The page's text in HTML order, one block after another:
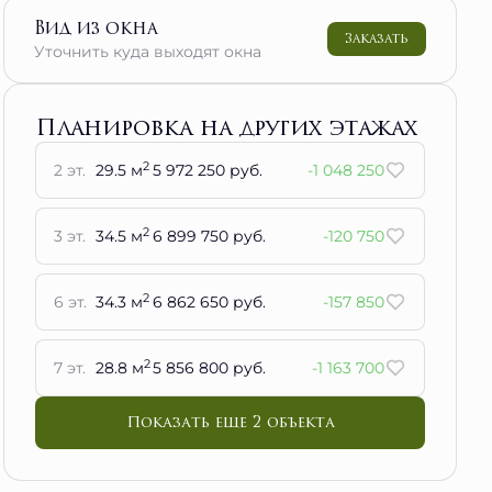
Вид из окна
Уточнить куда выходят окна
Заказать
Планировка на других этажах
2 эт. 29.5 м2 5 972 250 руб. -1 048 250
3 эт. 34.5 м2 6 899 750 руб. -120 750
6 эт. 34.3 м2 6 862 650 руб. -157 850
7 эт. 28.8 м25 856 800 руб. -1 163 700
Показать еще 2 объектa